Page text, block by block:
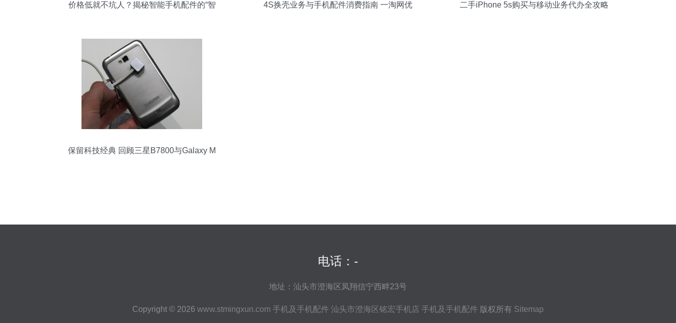
价格低就不坑人？揭秘智能手机配件的“智
4S换壳业务与手机配件消费指南 一淘网优
二手iPhone 5s购买与移动业务代办全攻略
保留科技经典 回顾三星B7800与Galaxy M
电话：-
地址：汕头市澄海区凤翔信宁西畔23号
Copyright © 2026 www.stmingxun.com 手机及手机配件 汕头市澄海区铭宏手机店 手机及手机配件 版权所有 Sitemap